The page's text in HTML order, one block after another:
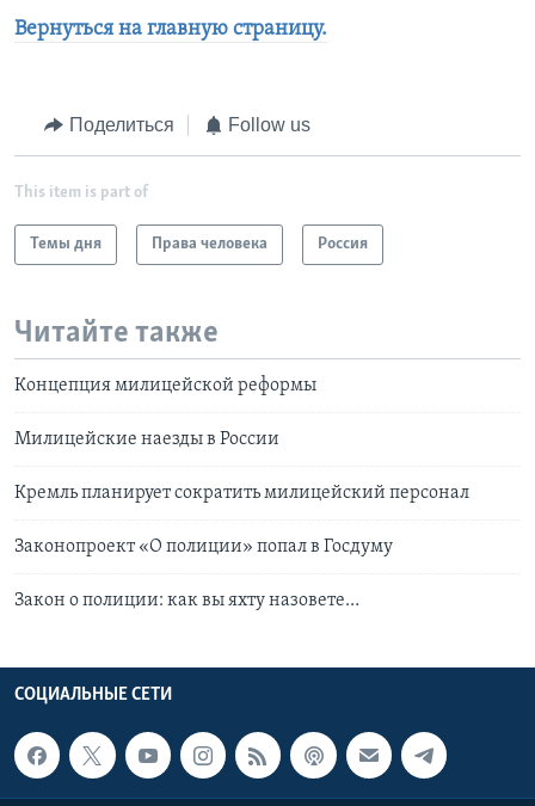
Вернуться на главную страницу.
Поделиться Follow us
This item is part of
Темы дня Права человека Россия
Читайте также
Концепция милицейской реформы
Милицейские наезды в России
Кремль планирует сократить милицейский персонал
Законопроект «О полиции» попал в Госдуму
Закон о полиции: как вы яхту назовете…
СОЦИАЛЬНЫЕ СЕТИ